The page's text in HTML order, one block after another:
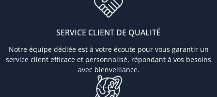
SERVICE CLIENT DE QUALITÉ
Notre équipe dédiée est à votre écoute pour vous garantir un
service client efficace et personnalisé, répondant à vos besoins
avec bienveillance.